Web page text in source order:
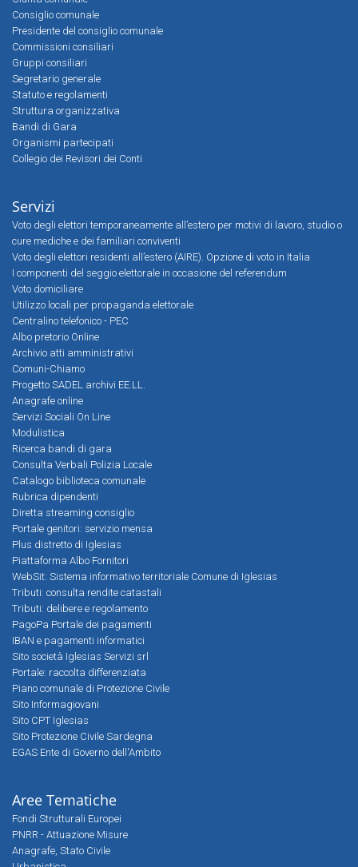
Consiglio comunale
Presidente del consiglio comunale
Commissioni consiliari
Gruppi consiliari
Segretario generale
Statuto e regolamenti
Struttura organizzativa
Bandi di Gara
Organismi partecipati
Collegio dei Revisori dei Conti
Servizi
Voto degli elettori temporaneamente all’estero per motivi di lavoro, studio o
cure mediche e dei familiari conviventi
Voto degli elettori residenti all’estero (AIRE). Opzione di voto in Italia
I componenti del seggio elettorale in occasione del referendum
Voto domiciliare
Utilizzo locali per propaganda elettorale
Centralino telefonico - PEC
Albo pretorio Online
Archivio atti amministrativi
Comuni-Chiamo
Progetto SADEL archivi EE.LL.
Anagrafe online
Servizi Sociali On Line
Modulistica
Ricerca bandi di gara
Consulta Verbali Polizia Locale
Catalogo biblioteca comunale
Rubrica dipendenti
Diretta streaming consiglio
Portale genitori: servizio mensa
Plus distretto di Iglesias
Piattaforma Albo Fornitori
WebSit: Sistema informativo territoriale Comune di Iglesias
Tributi: consulta rendite catastali
Tributi: delibere e regolamento
PagoPa Portale dei pagamenti
IBAN e pagamenti informatici
Sito società Iglesias Servizi srl
Portale: raccolta differenziata
Piano comunale di Protezione Civile
Sito Informagiovani
Sito CPT Iglesias
Sito Protezione Civile Sardegna
EGAS Ente di Governo dell'Ambito
Aree Tematiche
Fondi Strutturali Europei
PNRR - Attuazione Misure
Anagrafe, Stato Civile